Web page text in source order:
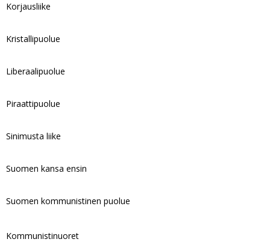
Korjausliike
Kristallipuolue
Liberaalipuolue
Piraattipuolue
Sinimusta liike
Suomen kansa ensin
Suomen kommunistinen puolue
Kommunistinuoret